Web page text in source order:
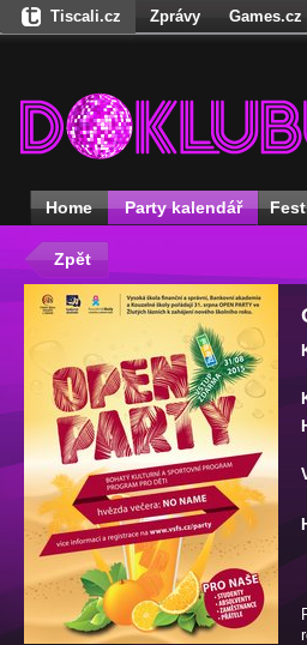
Tiscali.cz Zprávy Games.cz
Receptynadoma.cz
Home Party kalendář
Zpět